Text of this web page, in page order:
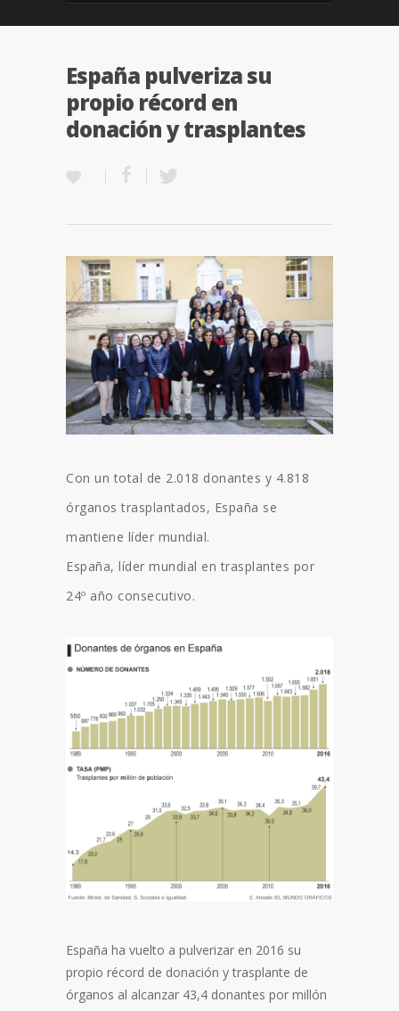
España pulveriza su
propio récord en
donación y trasplantes
Con un total de 2.018 donantes y 4.818
órganos trasplantados, España se
mantiene líder mundial.
España, líder mundial en trasplantes por
24º año consecutivo.
España ha vuelto a pulverizar en 2016 su
propio récord de donación y trasplante de
órganos al alcanzar 43,4 donantes por millón